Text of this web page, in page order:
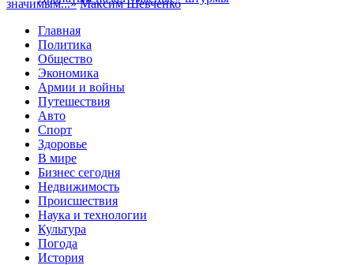
значимым...» Максим Шевченко
Главная
Политика
Общество
Экономика
Армии и войны
Путешествия
Авто
Спорт
Здоровье
В мире
Бизнес сегодня
Недвижимость
Происшествия
Наука и технологии
Культура
Погода
История